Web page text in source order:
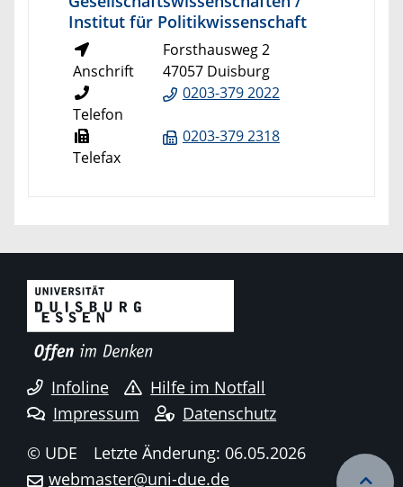
Institut für Politikwissenschaft
Anschrift
Forsthausweg 2
47057 Duisburg
Telefon
0203-379 2022
Telefax
0203-379 2318
Infoline
Hilfe im Notfall
Impressum
Datenschutz
© UDE
Letzte Änderung: 06.05.2026
webmaster@uni-due.de